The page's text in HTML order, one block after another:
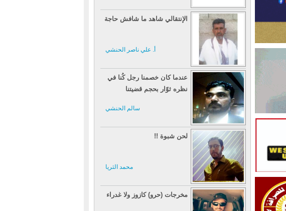
الإنتقالي شاهد ما شافش حاجة
أ. علي ناصر الحنشي
عندما كان خصمنا رجل كُنا في
نظره ثوّار بحجم قضيتنا
سالم الحنشي
لحن شبوة !!
محمد الثريا
مخرجات (حرو) كازوز ولا غدراء